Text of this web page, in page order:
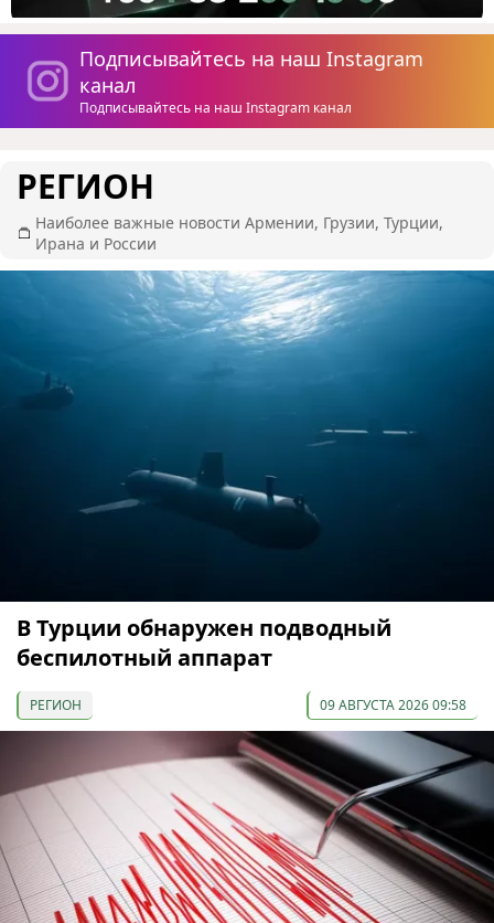
Подписывайтесь на наш Instagram
канал
Подписывайтесь на наш Instagram канал
РЕГИОН
Наиболее важные новости Армении, Грузии, Турции,
Ирана и России
В Турции обнаружен подводный
беспилотный аппарат
РЕГИОН 09 АВГУСТА 2026 09:58